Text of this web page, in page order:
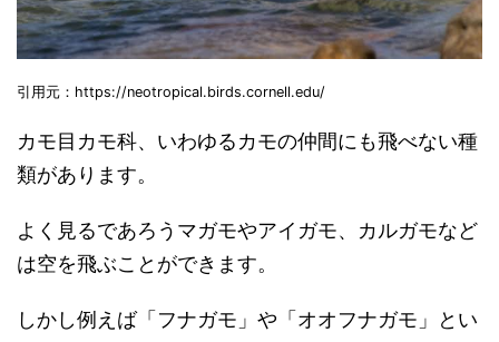
引用元：https://neotropical.birds.cornell.edu/
カモ目カモ科、いわゆるカモの仲間にも飛べない種
類があります。
よく見るであろうマガモやアイガモ、カルガモなど
は空を飛ぶことができます。
しかし例えば「フナガモ」や「オオフナガモ」とい